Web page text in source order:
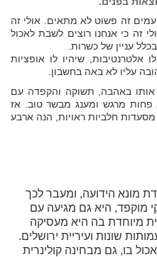
זה פשוט לא מתאים. אולי זה
זה כי אנחנו רוצים לשבת לאכול
עניין של כשרות.
שיהיו לו אופציות
עליו לא באה בחשבון.
אותו באהבה, תשוקה והקפדה עם
פחות מרגש ומענג מבשר טוב. אז
חלביות ראויות, הנה ארבע
מונא הידועה, ומעבר לכך
מוקפד, היא גם מגיעה עם
מיוחדת בה היא מעסיקה
שונות ועיריית ירושלים.
בו, גם מבחינה קולינרית